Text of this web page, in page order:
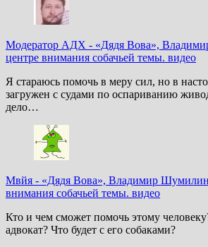
Модератор АДХ - «Дядя Вова»,
центре внимания собачьей темы. видео
Я стараюсь помочь в меру сил, но в
загружен с судами по оспариванию
дело…
Мвйя - «Дядя Вова», Владимир Шумилин
внимания собачьей темы. видео
Кто и чем сможет помочь этому
адвокат? Что будет с его собаками?